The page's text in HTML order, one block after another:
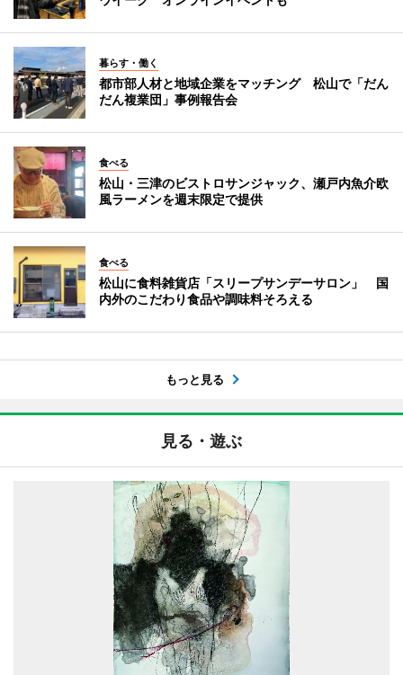
暮らす・働く
都市部人材と地域企業をマッチング 松山で「だん
だん複業団」事例報告会
食べる
松山・三津のビストロサンジャック、瀬戸内魚介欧
風ラーメンを週末限定で提供
食べる
松山に食料雑貨店「スリープサンデーサロン」 国
内外のこだわり食品や調味料そろえる
もっと見る
見る・遊ぶ